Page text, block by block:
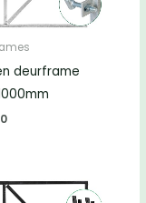
deurframe